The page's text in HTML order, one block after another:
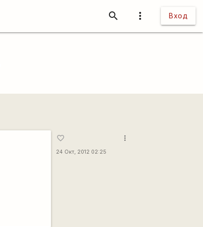
more_vert Вход
search
favorite_border
24 Окт, 2012 02:25
more_vert